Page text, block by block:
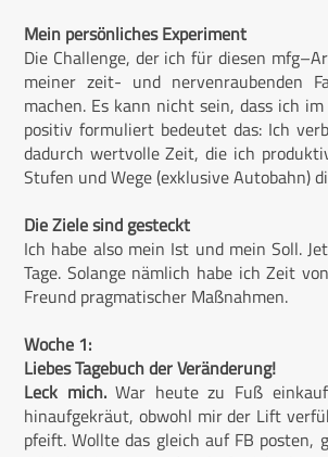
Mein persönliches Experiment
Die Challenge, der ich für diesen
meiner zeit- und nervenraubenden
machen. Es kann nicht sein, dass ich
positiv formuliert bedeutet das: Ich
dadurch wertvolle Zeit, die ich
Stufen und Wege (exklusive Autobahn)
Die Ziele sind gesteckt
Ich habe also mein Ist und mein Soll.
Tage. Solange nämlich habe ich Zeit
Freund pragmatischer Maßnahmen.
Woche 1:
Liebes Tagebuch der Veränderung!
Leck mich.War heute zu Fuß
hinaufgekräut, obwohl mir der Lift
pfeift. Wollte das gleich auf FB posten,